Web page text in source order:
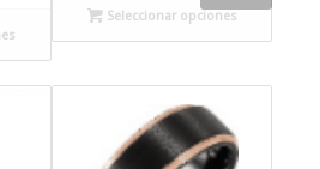
$675.00USD
through
Seleccionar opciones